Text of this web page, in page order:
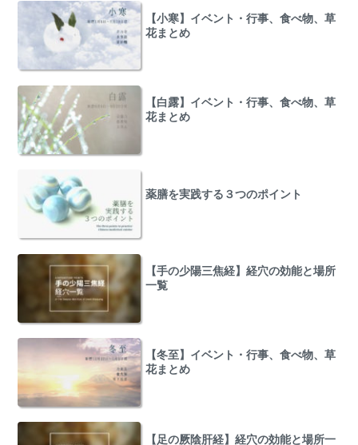
【小寒】イベント・行事、食べ物、草
花まとめ
【白露】イベント・行事、食べ物、草
花まとめ
薬膳を実践する３つのポイント
【手の少陽三焦経】経穴の効能と場所
一覧
【冬至】イベント・行事、食べ物、草
花まとめ
【足の厥陰肝経】経穴の効能と場所一